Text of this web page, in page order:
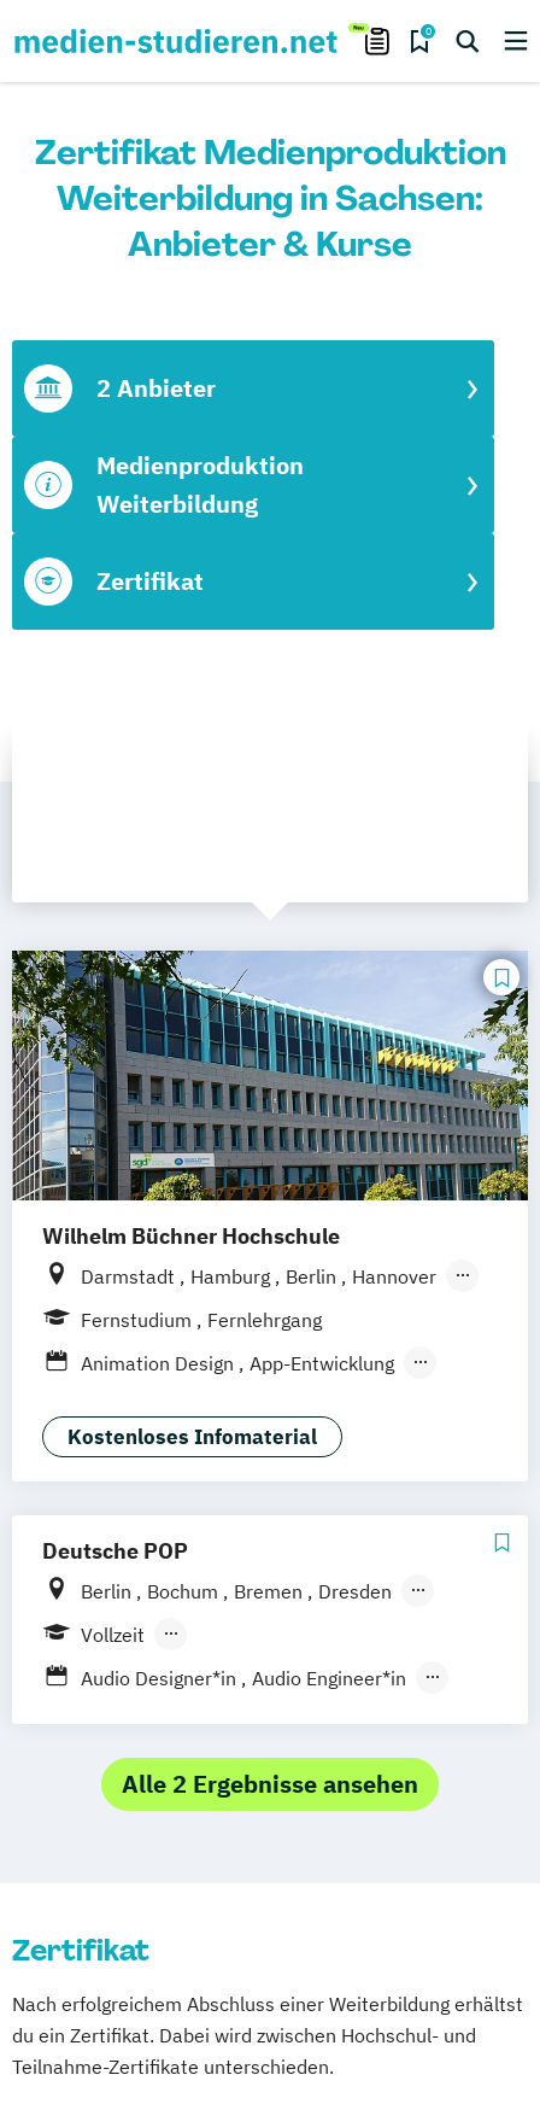
0
Zertifikat Medienproduktion
Weiterbildung in Sachsen:
Anbieter & Kurse
Zertifikat
Medienproduktion
Weiterbildung
2 Anbieter
Wilhelm Büchner Hochschule
Darmstadt Hamburg Berlin
Hannover
Bonn
Nürnberg München
Zürich Rostock Dortmund
Fernstudium
Fernlehrgang
Animation Design
App-Entwicklung
Game Development Industriedesign
Kommunikationsdesign
Kostenloses Infomaterial
Deutsche POP
Berlin Bochum Bremen
Dresden
Frankfurt am Main
Stuttgart
Vollzeit
Berufsbegleitendes Präsenzstudium
Audio Designer*in
Audio Engineer*in
Film and Media Production
Foto- & Mediendesigner*in
Graphic Design
Media Reporter Mediendesigner*in
Medienmanager*in Moderator*in
Alle 2 Ergebnisse ansehen
Zertifikat
Nach erfolgreichem Abschluss einer Weiterbildung erhältst
du ein Zertifikat. Dabei wird zwischen Hochschul- und
Teilnahme-Zertifikate unterschieden.